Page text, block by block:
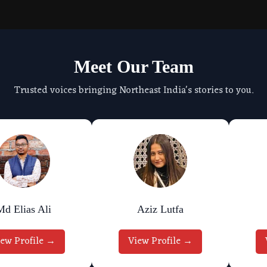
Meet Our Team
Trusted voices bringing Northeast India's stories to you.
Elias Ali
Profile →
Aziz Lutfa
View Profile →